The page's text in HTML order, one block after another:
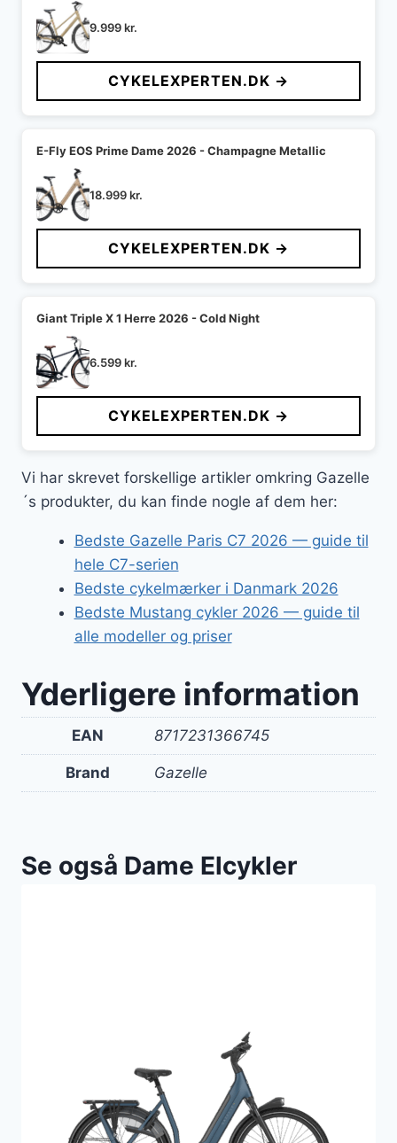
9.999kr.
CYKELEXPERTEN.DK →
E-Fly EOS Prime Dame 2026 - Champagne Metallic
18.999kr.
CYKELEXPERTEN.DK →
Giant Triple X 1 Herre 2026 - Cold Night
6.599kr.
CYKELEXPERTEN.DK →
Vi har skrevet forskellige artikler omkring Gazelle
´s produkter, du kan finde nogle af dem her:
Bedste Gazelle Paris C7 2026 — guide til
hele C7-serien
Bedste cykelmærker i Danmark 2026
Bedste Mustang cykler 2026 — guide til
alle modeller og priser
Yderligere information
EAN 8717231366745
Brand Gazelle
Se også Dame Elcykler